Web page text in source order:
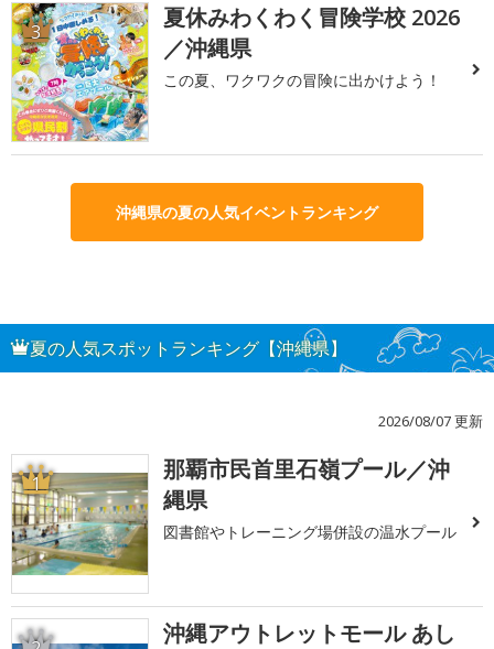
3
夏休みわくわく冒険学校 2026
／沖縄県
この夏、ワクワクの冒険に出かけよう！
沖縄県の夏の人気イベントランキング
夏の人気スポットランキング【沖縄県】
2026/08/07 更新
1
那覇市民首里石嶺プール／沖
縄県
図書館やトレーニング場併設の温水プール
沖縄アウトレットモール あし